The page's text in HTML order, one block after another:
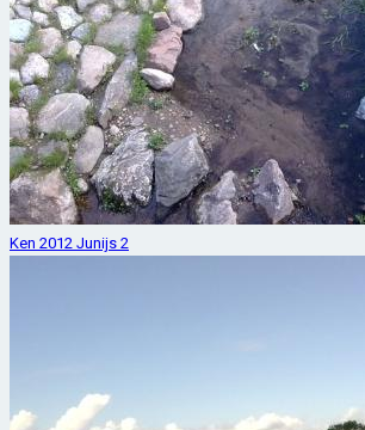
Ken 2012 Junijs 2